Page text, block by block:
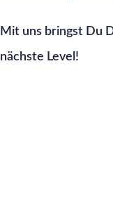
Mit uns bringst Du
nächste Level!